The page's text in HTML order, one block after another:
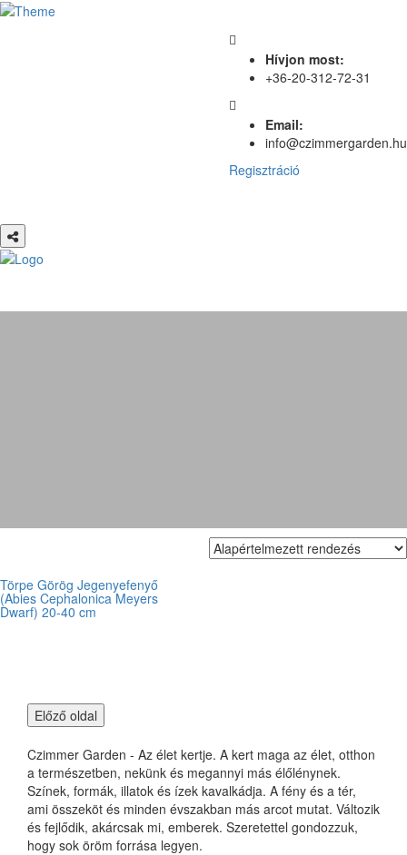
Hívjon most:
+36-20-312-72-31
Email:
info@czimmergarden.hu
Regisztráció
Törpe Görög Jegenyefenyő
(Abies Cephalonica Meyers
Dwarf) 20-40 cm
Czimmer Garden - Az élet kertje. A kert maga az élet, otthon
a természetben, nekünk és megannyi más élőlénynek.
Színek, formák, illatok és ízek kavalkádja. A fény és a tér,
ami összeköt és minden évszakban más arcot mutat. Változik
és fejlődik, akárcsak mi, emberek. Szeretettel gondozzuk,
hogy sok öröm forrása legyen.